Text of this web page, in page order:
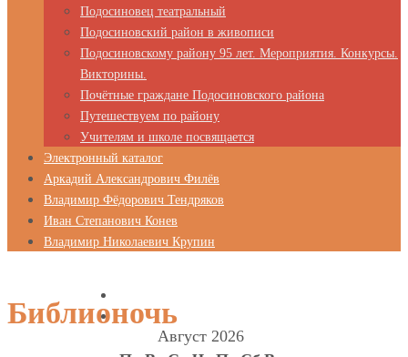
Подосиновец театральный
Подосиновский район в живописи
Подосиновскому району 95 лет. Мероприятия. Конкурсы.
Викторины.
Почётные граждане Подосиновского района
Путешествуем по району
Учителям и школе посвящается
Электронный каталог
Аркадий Александрович Филёв
Владимир Фёдорович Тендряков
Иван Степанович Конев
Владимир Николаевич Крупин
Библионочь
Август 2026